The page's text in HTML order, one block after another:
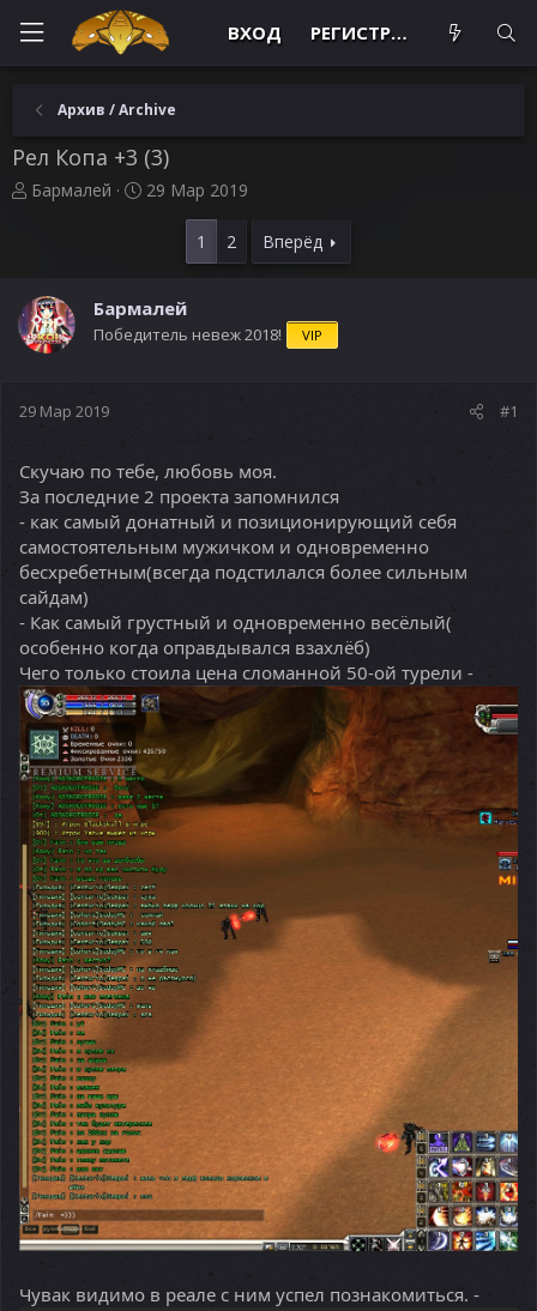
ВХОД РЕГИСТРАЦИЯ
Архив / Archive
Рел Копа +3 (3)
А
т
е
м
Бармалей
Д
а
а
29 Мар 2019
1 2 Вперёд
Бармалей
Победитель невеж 2018! VIP
29 Мар 2019 #1
Скучаю по тебе, любовь моя.
За последние 2 проекта запомнился
- как самый донатный и позиционирующий себя
самостоятельным мужичком и одновременно
бесхребетным(всегда подстилался более сильным
сайдам)
- Как самый грустный и одновременно весёлый(
особенно когда оправдывался взахлёб)
Чего только стоила цена сломанной 50-ой турели -
Чувак видимо в реале с ним успел познакомиться. -